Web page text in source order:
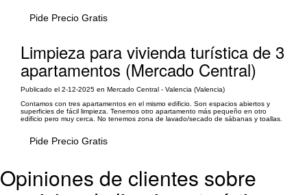
Pide Precio Gratis
Limpieza para vivienda turística de 3
apartamentos (Mercado Central)
Publicado el 2-12-2025 en Mercado Central - Valencia (Valencia)
Contamos con tres apartamentos en el mismo edificio. Son espacios abiertos y
superficies de fácil limpieza. Tenemos otro apartamento más pequeño en otro
edificio pero muy cerca. No tenemos zona de lavado/secado de sábanas y toallas.
Pide Precio Gratis
Opiniones de clientes sobre